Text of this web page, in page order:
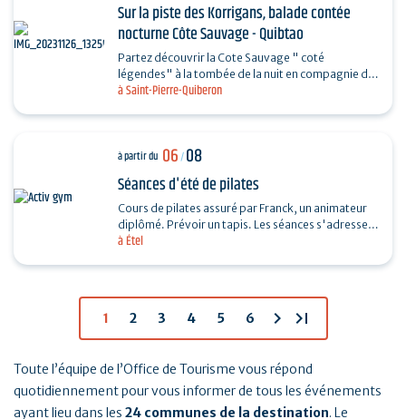
à Saint-Pierre-Quiberon
Sur la piste des Korrigans, balade contée
nocturne Côte Sauvage - Quibtao
Partez découvrir la Cote Sauvage " coté
légendes" à la tombée de la nuit en compagnie de
Charlotte et laissez-vous rêver au fil de vos pas et
à Étel
à partir du 06/08
Séances d'été de pilates
Cours de pilates assuré par Franck, un animateur
diplômé. Prévoir un tapis. Les séances s'adressent
1 2 3 4 5 6 chevron_right last_page
Toute l’équipe de l’Office de Tourisme vous répond
quotidiennement pour vous informer de tous les événements
ayant lieu dans les 24 communes de la destination. Le